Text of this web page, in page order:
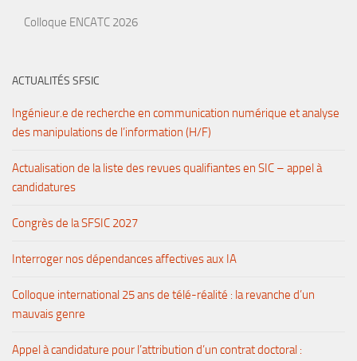
Colloque ENCATC 2026
ACTUALITÉS SFSIC
Ingénieur.e de recherche en communication numérique et analyse
des manipulations de l’information (H/F)
Actualisation de la liste des revues qualifiantes en SIC – appel à
candidatures
Congrès de la SFSIC 2027
Interroger nos dépendances affectives aux IA
Colloque international 25 ans de télé-réalité : la revanche d’un
mauvais genre
Appel à candidature pour l’attribution d’un contrat doctoral :